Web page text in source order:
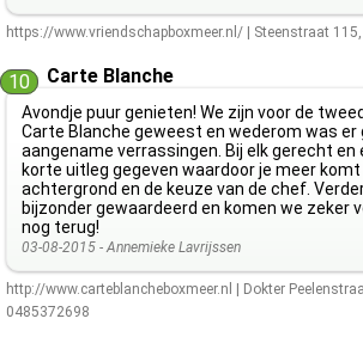
https://www.vriendschapboxmeer.nl/ Steenstraat 115,
10 Carte Blanche
Avondje puur genieten! We zijn voor de
Carte Blanche geweest en wederom was er
aangename verrassingen. Bij elk gerecht en
korte uitleg gegeven waardoor je meer
achtergrond en de keuze van de chef.
bijzonder gewaardeerd en komen we zeker
nog terug!
03-08-2015 -Annemieke Lavrijssen
http://www.carteblancheboxmeer.nl Dokter
0485372698